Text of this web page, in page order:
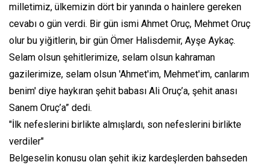
milletimiz, ülkemizin dört bir yanında o hainlere gereken
cevabı o gün verdi. Bir gün ismi Ahmet Oruç, Mehmet Oruç
olur bu yiğitlerin, bir gün Ömer Halisdemir, Ayşe Aykaç.
Selam olsun şehitlerimize, selam olsun kahraman
gazilerimize, selam olsun 'Ahmet'im, Mehmet'im, canlarım
benim' diye haykıran şehit babası Ali Oruç’a, şehit anası
Sanem Oruç’a” dedi.
"İlk nefeslerini birlikte almışlardı, son nefeslerini birlikte
verdiler"
Belgeselin konusu olan şehit ikiz kardeşlerden bahseden